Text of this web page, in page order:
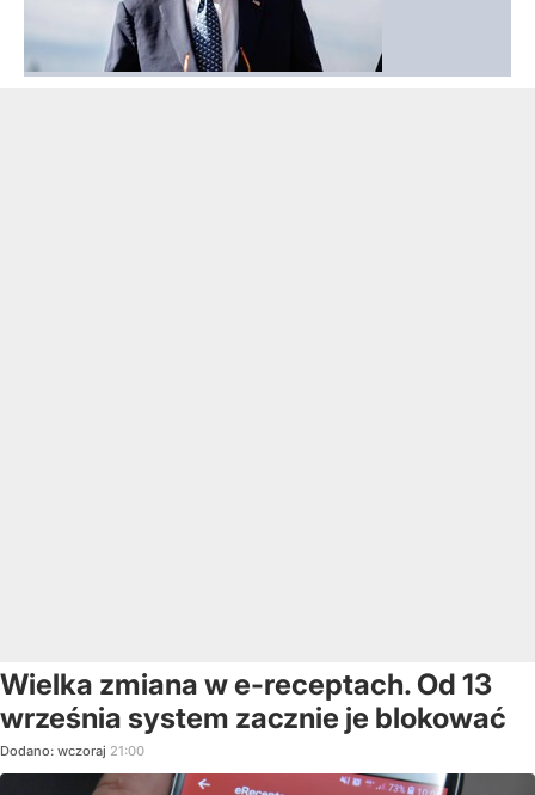
Wielka zmiana w e-receptach. Od 13
września system zacznie je blokować
Dodano: wczoraj 21:00